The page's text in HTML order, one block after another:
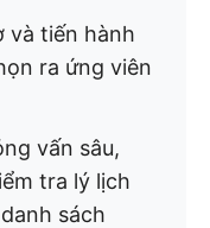
và tiến hành
ra ứng viên
vấn sâu,
tra lý lịch
sách